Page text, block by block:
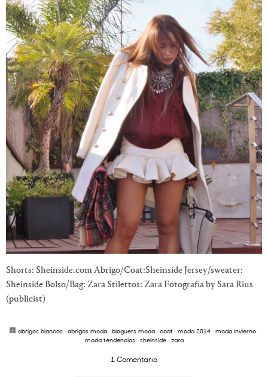
Shorts: Sheinside.com Abrigo/Coat:Sheinside Jersey/sweater:
Sheinside Bolso/Bag: Zara Stilettos: Zara Fotografía by Sara Rius
(publicist)
abrigos blancos · abrigos moda · bloguers moda · coat · moda 2014 · moda invierno ·
moda tendencias· sheinside· zara
1 Comentario